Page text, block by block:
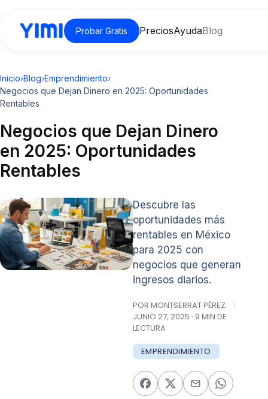
Probar Gratis PreciosAyudaBlog
Inicio›Blog›Emprendimiento›
Negocios que Dejan Dinero en 2025: Oportunidades
Rentables
Negocios que Dejan Dinero
en 2025: Oportunidades
Rentables
Descubre las
oportunidades más
rentables en México
para 2025 con
negocios que generan
ingresos diarios.
POR MONTSERRAT PÉREZ
|
JUNIO 27, 2025 · 9 MIN DE
LECTURA
EMPRENDIMIENTO